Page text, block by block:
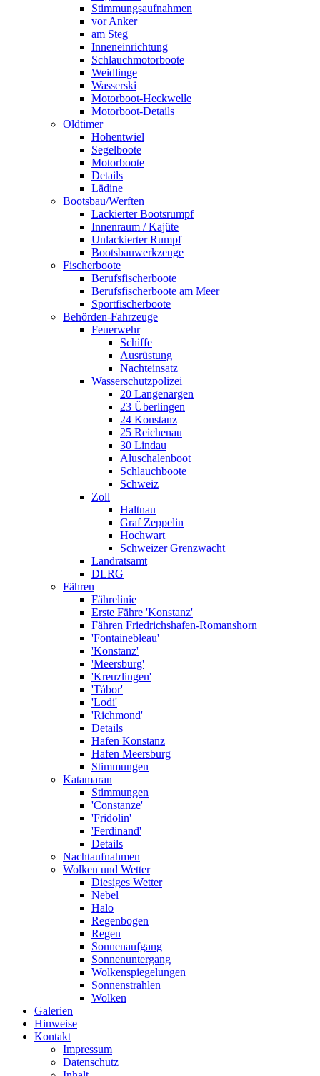
Stimmungsaufnahmen
vor Anker
am Steg
Inneneinrichtung
Schlauchmotorboote
Weidlinge
Wasserski
Motorboot-Heckwelle
Motorboot-Details
Oldtimer
Hohentwiel
Segelboote
Motorboote
Details
Lädine
Bootsbau/Werften
Lackierter Bootsrumpf
Innenraum / Kajüte
Unlackierter Rumpf
Bootsbauwerkzeuge
Fischerboote
Berufsfischerboote
Berufsfischerboote am Meer
Sportfischerboote
Behörden-Fahrzeuge
Feuerwehr
Schiffe
Ausrüstung
Nachteinsatz
Wasserschutzpolizei
20 Langenargen
23 Überlingen
24 Konstanz
25 Reichenau
30 Lindau
Aluschalenboot
Schlauchboote
Schweiz
Zoll
Haltnau
Graf Zeppelin
Hochwart
Schweizer Grenzwacht
Landratsamt
DLRG
Fähren
Fährelinie
Erste Fähre 'Konstanz'
Fähren Friedrichshafen-Romanshorn
'Fontainebleau'
'Konstanz'
'Meersburg'
'Kreuzlingen'
'Tábor'
'Lodi'
'Richmond'
Details
Hafen Konstanz
Hafen Meersburg
Stimmungen
Katamaran
Stimmungen
'Constanze'
'Fridolin'
'Ferdinand'
Details
Nachtaufnahmen
Wolken und Wetter
Diesiges Wetter
Nebel
Halo
Regenbogen
Regen
Sonnenaufgang
Sonnenuntergang
Wolkenspiegelungen
Sonnenstrahlen
Wolken
Galerien
Hinweise
Kontakt
Impressum
Datenschutz